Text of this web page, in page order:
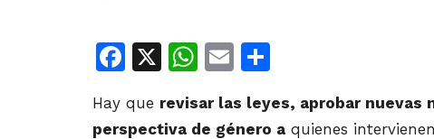
Facebook
X WhatsApp
Email
Hay que revisar las leyes, aprobar nuevas
perspectiva de género a quienes